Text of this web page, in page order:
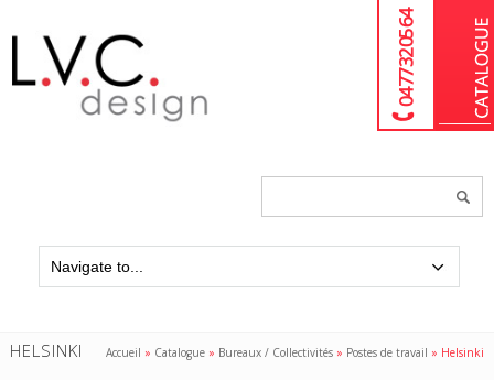
04 77 32 05 64
HELSINKI Accueil » Catalogue » Bureaux / Collectivités » Postes de travail » Helsinki